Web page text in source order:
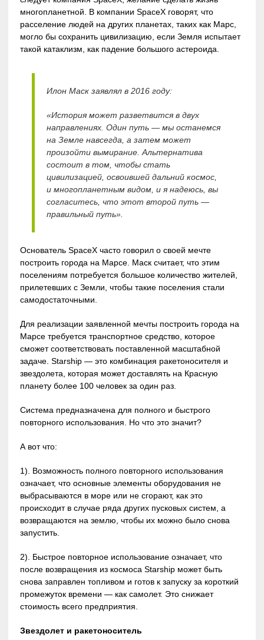
многопланетной. В компании SpaceX говорят, что
расселение людей на других планетах, таких как Марс,
могло бы сохранить цивилизацию, если Земля испытает
такой катаклизм, как падение большого астероида.
Илон Маск заявлял в 2016 году:
«История может разветвится в двух
направлениях. Один путь — мы останемся
на Земле навсегда, а затем может
произойти вымирание. Альтернатива
состоит в том, чтобы стать
цивилизацией, освоившей дальний космос,
и многопланетным видом, и я надеюсь, вы
согласитесь, что этот второй путь —
правильный путь».
Основатель SpaceX часто говорил о своей мечте
построить города на Марсе. Маск считает, что этим
поселениям потребуется большое количество жителей,
прилетевших с Земли, чтобы такие поселения стали
самодостаточными.
Для реализации заявленной мечты построить города на
Марсе требуется транспортное средство, которое
сможет соответствовать поставленной масштабной
задаче. Starship — это комбинация ракетоносителя и
звездолета, которая может доставлять на Красную
планету более 100 человек за один раз.
Система предназначена для полного и быстрого
повторного использования. Но что это значит?
А вот что:
1). Возможность полного повторного использования
означает, что основные элементы оборудования не
выбрасываются в море или не сгорают, как это
происходит в случае ряда других пусковых систем, а
возвращаются на землю, чтобы их можно было снова
запустить.
2). Быстрое повторное использование означает, что
после возвращения из космоса Starship может быть
снова заправлен топливом и готов к запуску за короткий
промежуток времени — как самолет. Это снижает
стоимость всего предприятия.
Звездолет и ракетоноситель